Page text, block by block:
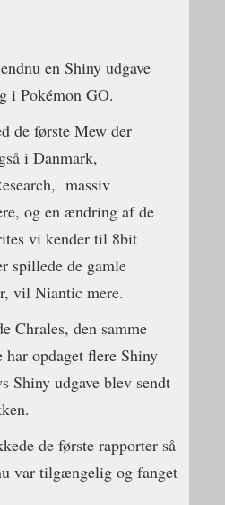
en Shiny udgave
i Pokémon GO.
de første Mew der
i Danmark,
massiv
og en ændring af de
vi kender til 8bit
spillede de gamle
vil Niantic mere.
Chrales, den samme
opdaget flere Shiny
Shiny udgave blev sendt
de første rapporter så
var tilgængelig og fanget